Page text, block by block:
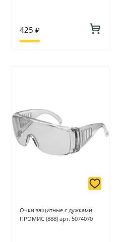
425 ₽
Очки защитные с дужками
ПРОМИС (888) арт. 5074070